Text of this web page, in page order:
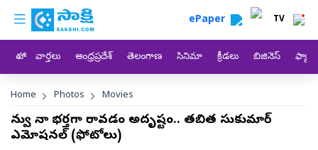
Skip to main content
custom menu ePaper TV
హోం వార్తలు ఆంధ్రప్రదేశ్ తెలంగాణ సినిమా క్రీడలు బిజినెస్
Breadcrumb
Home Photos Movies
నువ్వు నా భర్తగా రావడం అదృష్టం.. తబిత సుకుమార్
ఎమోషనల్ (ఫోటోలు)